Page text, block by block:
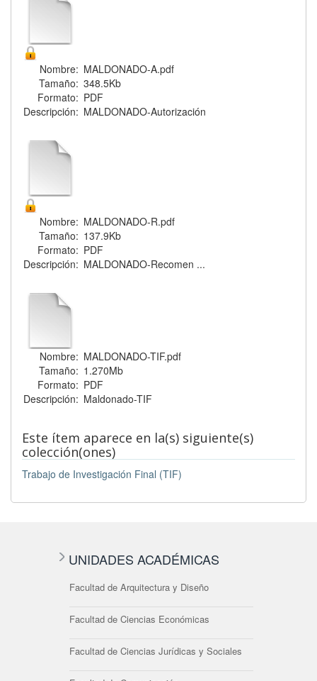
Nombre: MALDONADO-A.pdf
Tamaño: 348.5Kb
Formato: PDF
Descripción: MALDONADO-Autorización
Nombre: MALDONADO-R.pdf
Tamaño: 137.9Kb
Formato: PDF
Descripción: MALDONADO-Recomen ...
Nombre: MALDONADO-TIF.pdf
Tamaño: 1.270Mb
Formato: PDF
Descripción: Maldonado-TIF
Este ítem aparece en la(s) siguiente(s)
colección(ones)
Trabajo de Investigación Final (TIF)
UNIDADES ACADÉMICAS
Facultad de Arquitectura y Diseño
Facultad de Ciencias Económicas
Facultad de Ciencias Jurídicas y Sociales